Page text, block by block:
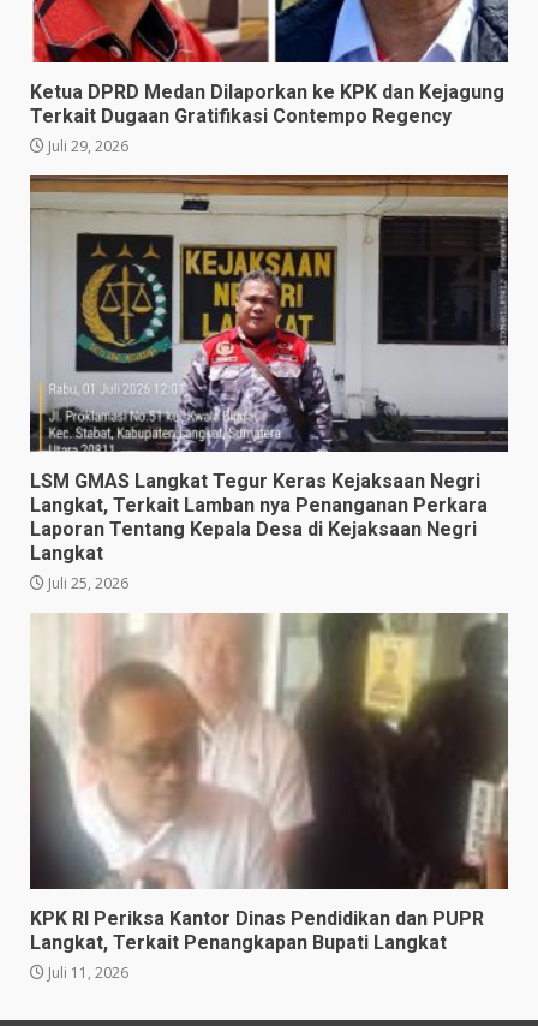
Ketua DPRD Medan Dilaporkan ke KPK dan Kejagung
Terkait Dugaan Gratifikasi Contempo Regency
Juli 29, 2026
LSM GMAS Langkat Tegur Keras Kejaksaan Negri
Langkat, Terkait Lamban nya Penanganan Perkara
Laporan Tentang Kepala Desa di Kejaksaan Negri
Langkat
Juli 25, 2026
KPK RI Periksa Kantor Dinas Pendidikan dan PUPR
Langkat, Terkait Penangkapan Bupati Langkat
Juli 11, 2026